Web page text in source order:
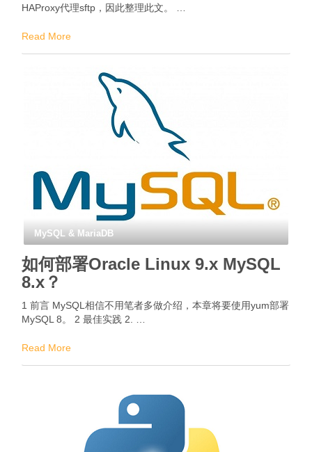
HAProxy代理sftp，因此整理此文。 …
Read More
MySQL & MariaDB
如何部署Oracle Linux 9.x MySQL
8.x？
1 前言 MySQL相信不用笔者多做介绍，本章将要使用yum部署
MySQL 8。 2 最佳实践 2. …
Read More